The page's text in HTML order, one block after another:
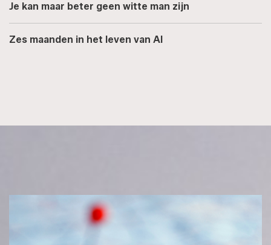
Je kan maar beter geen witte man zijn
Zes maanden in het leven van AI